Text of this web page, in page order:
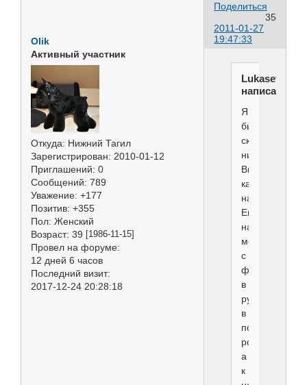
Поделиться
35
2011-01-27
19:47:33
Olik
Активный участник
Откуда: Нижний Тагил
Зарегистрирован: 2010-01-12
Приглашений: 0
Сообщений: 789
Уважение: +177
Позитив: +355
Пол: Женский
Возраст: 39 [1986-11-15]
Провел на форуме:
12 дней 6 часов
Последний визит:
2017-12-24 20:28:18
Lukasevich
написал(а):
Я
бы
сказала,почти
никогда.
Видела
как
на
Евразии
народ
метался
с
феном
в
руках
в
поисках
розетки,
а
к